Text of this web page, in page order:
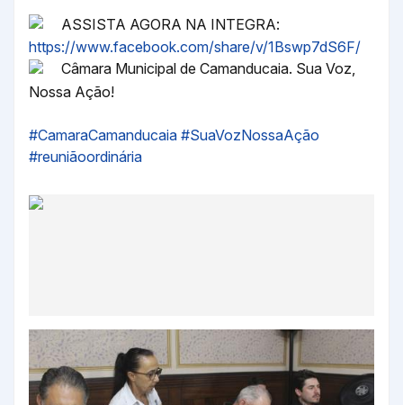
ASSISTA AGORA NA INTEGRA:
https://www.facebook.com/share/v/1Bswp7dS6F/
Câmara Municipal de Camanducaia. Sua Voz,
Nossa Ação!
#CamaraCamanducaia #SuaVozNossaAção
#reuniãoordinária